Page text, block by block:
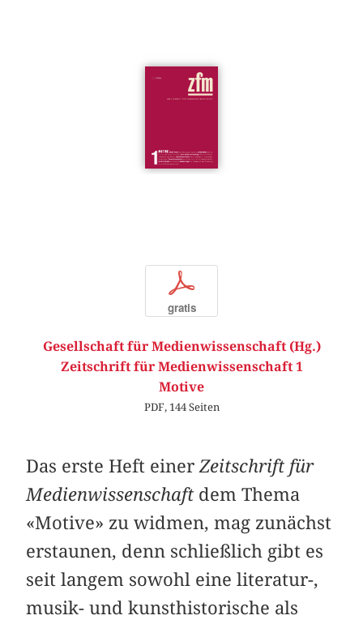
p
gratis
Gesellschaft für Medienwissenschaft (Hg.)
Zeitschrift für Medienwissenschaft 1
Motive
PDF, 144 Seiten
Das erste Heft einerZeitschrift für
Medienwissenschaft dem Thema
«Motive» zu widmen, mag zunächst
erstaunen, denn schließlich gibt es
seit langem sowohl eine literatur-,
musik- und kunsthistorische als